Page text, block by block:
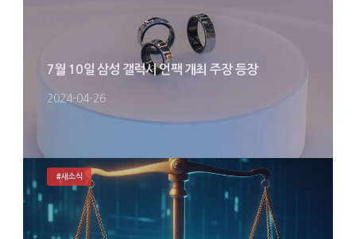
7월 10일 삼성 갤럭시 언팩 개최 주장 등장
2024-04-26
#새소식